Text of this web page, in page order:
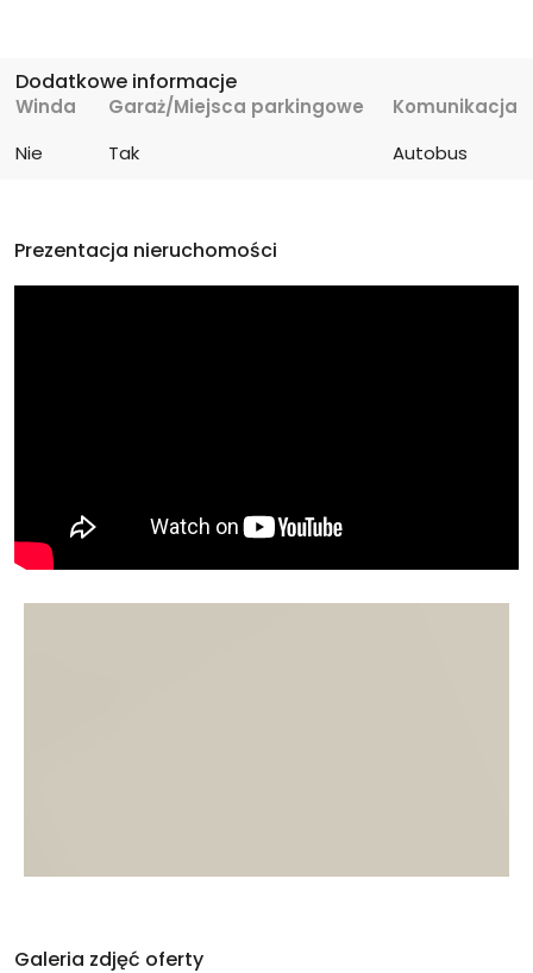
Dodatkowe informacje
Winda
Nie
Garaż/Miejsca parkingowe
Tak
Komunikacja
Autobus
Prezentacja nieruchomości
Galeria zdjęć oferty